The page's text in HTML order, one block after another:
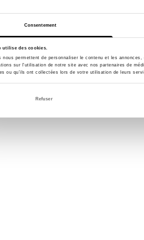
Consentement
utilise des cookies.
nous permettent de personnaliser le contenu et les
sur l'utilisation de notre site avec nos partenaires de
ou qu'ils ont collectées lors de votre utilisation de leurs
Refuser